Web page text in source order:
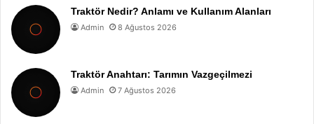
Traktör Nedir? Anlamı ve Kullanım Alanları
Admin 8 Ağustos 2026
Traktör Anahtarı: Tarımın Vazgeçilmezi
Admin 7 Ağustos 2026